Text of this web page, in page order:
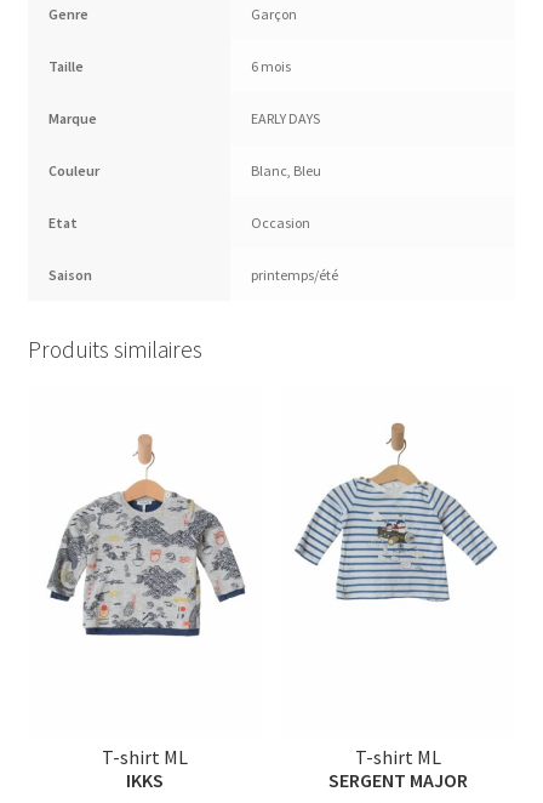
Genre Garçon
Taille 6 mois
Marque EARLY DAYS
Couleur Blanc Bleu
Etat Occasion
Saison printemps/été
Produits similaires
T-shirt ML
IKKS
T-shirt ML
SERGENT MAJOR